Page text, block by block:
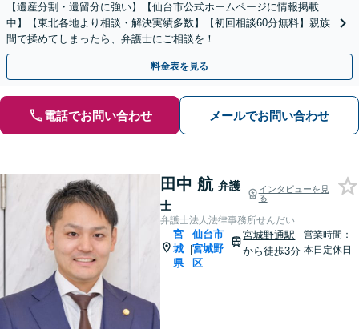
【遺産分割・遺留分に強い】【仙台市公式ホームページに情報掲載
中】【東北各地より相談・解決実績多数】【初回相談60分無料】親族
間で揉めてしまったら、弁護士にご相談を！
料金表を見る
電話でお問い合わせ メールでお問い合わせ
田中 航 弁護
士
インタビューを見
る
弁護士法人法律事務所せんだい
宮
城
県
|
仙台市
宮城野
区
宮城野通駅
から徒歩3分
営業時間：
本日定休日